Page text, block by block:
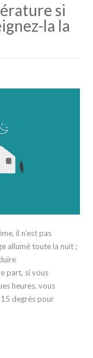
si
la la
il n’est pas
allumé toute la nuit ;
part, si vous
heures, vous
degrés pour